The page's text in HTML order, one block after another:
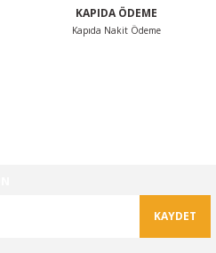
KAPIDA ÖDEME
Kapıda Nakit Ödeme
KAYDET